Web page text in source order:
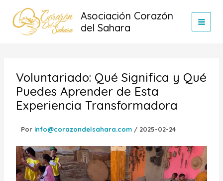
contenido
Asociación Corazón
del Sahara
Voluntariado: Qué Significa y Qué
Puedes Aprender de Esta
Experiencia Transformadora
Por info@corazondelsahara.com / 2025-02-24